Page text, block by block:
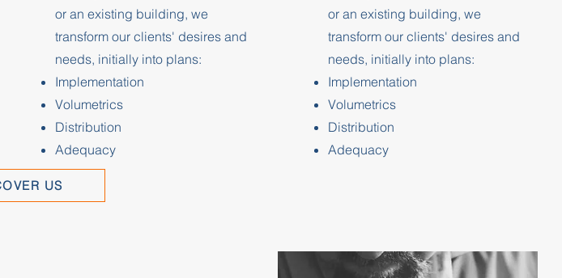
or an existing building, we
transform our clients' desires and
needs, initially into plans:
Implementation
Volumetrics
Distribution
Adequacy
or an existing building, we
transform our clients' desires and
needs, initially into plans:
Implementation
Volumetrics
Distribution
Adequacy
US